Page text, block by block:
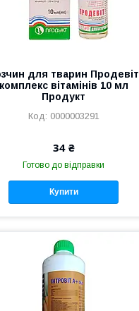
для тварин Продевіт
комплекс вітамінів 10 мл
Продукт
0000003291
34 ₴
Готово до відправки
Купити